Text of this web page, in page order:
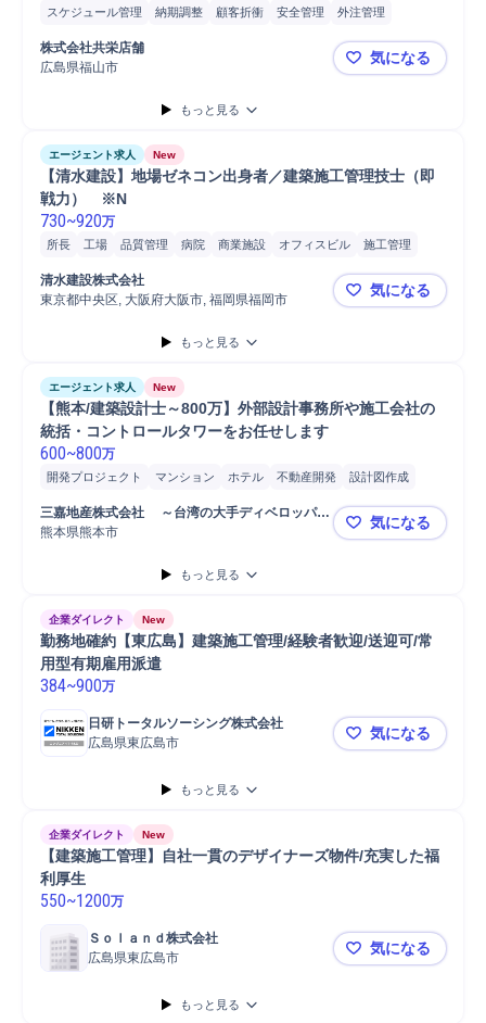
スケジュール管理 納期調整 顧客折衝 安全管理
外注管理
クレーム対応
点検
メンテナンス 店舗
進捗管理
法人営業 ルート営業
定期点検
顧客対応 提案
株式会社共栄店舗
広島県福山市
「広島／福
気になる
もっと見る
エージェント求人 New
【清水建設】地場ゼネコン出身者／建築施工管理技士（即
730~920万
所長 工場 品質管理 病院 商業施設 オフィスビル
施工管理
施工管理技士
工程管理
SRC造中高層
S造
清水建設株式会社
東京都中央区, 大阪府大阪市, 福岡県福岡市
【清水建設
気になる
もっと見る
エージェント求人 New
【熊本/建築設計士～800万】外部設計事務所や施工会社の
統括・コントロールタワーをお任せします
600~800万
開発プロジェクト マンション ホテル 不動産開発
設計図作成
設計マネジメント
工事監理
三嘉地産株式会社 　～台湾の大手ディベロッパー
「泰嘉開発（Tai Jia Development）」の日本法
熊本県熊本市 【熊本/建築
気になる
もっと見る
企業ダイレクト New
勤務地確約【東広島】建築施工管理/経験者歓迎/送迎可/常
用型有期雇用派遣
384~900万
日研トータルソーシング株式会社
広島県東広島市
勤務地確約
気になる
もっと見る
企業ダイレクト New
【建築施工管理】自社一貫のデザイナーズ物件/充実した福
利厚生
550~1200万
Ｓｏｌａｎｄ株式会社
広島県東広島市
【建築施工
気になる
もっと見る